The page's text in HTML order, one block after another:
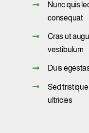
Nunc quis
consequat
Cras ut
vestibulum
Duis
Sed
ultricies